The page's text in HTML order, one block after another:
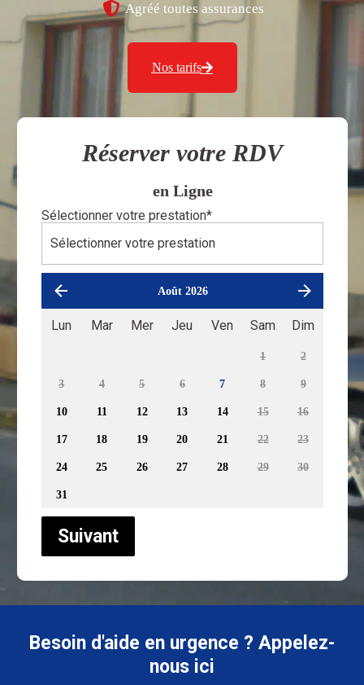
Agréé toutes assurances
Nos tarifs
Réserver votre RDV
en Ligne
Sélectionner votre prestation*
Août 2026
Lun Mar Mer Jeu Ven Sam Dim
1 2
3 4 5 6 7 8 9
10 11 12 13 14 15 16
17 18 19 20 21 22 23
24 25 26 27 28 29 30
31
Suivant
Besoin d'aide en urgence ? Appelez-
nous ici